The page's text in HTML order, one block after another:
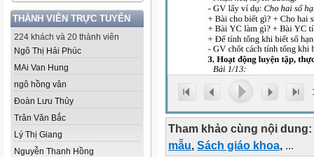
THÀNH VIÊN TRỰC TUYẾN
224 khách và 20 thành viên
Ngô Thị Hải Phúc
MAi Van Hung
ngô hồng vân
Đoàn Lưu Thủy
Trân Văn Bắc
Lý Thị Giang
Nguyễn Thanh Hồng
Tham khảo cùng nội dung:
mẫu, Sách giáo khoa, ...